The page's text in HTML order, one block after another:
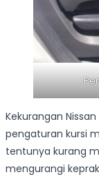
Kekurangan
pengaturan kursi
tentunya kurang
mengurangi